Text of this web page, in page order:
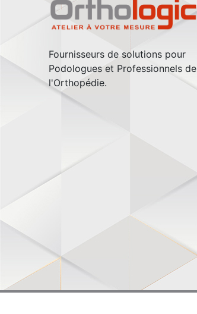
Fournisseurs de solutions pour
Podologues et Professionnels de
l'Orthopédie.